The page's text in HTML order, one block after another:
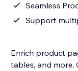
Seamless
Support
Enrich product
tables, and more.